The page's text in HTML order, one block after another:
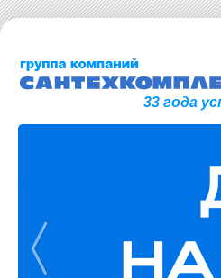
33 года